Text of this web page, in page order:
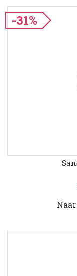
-31%